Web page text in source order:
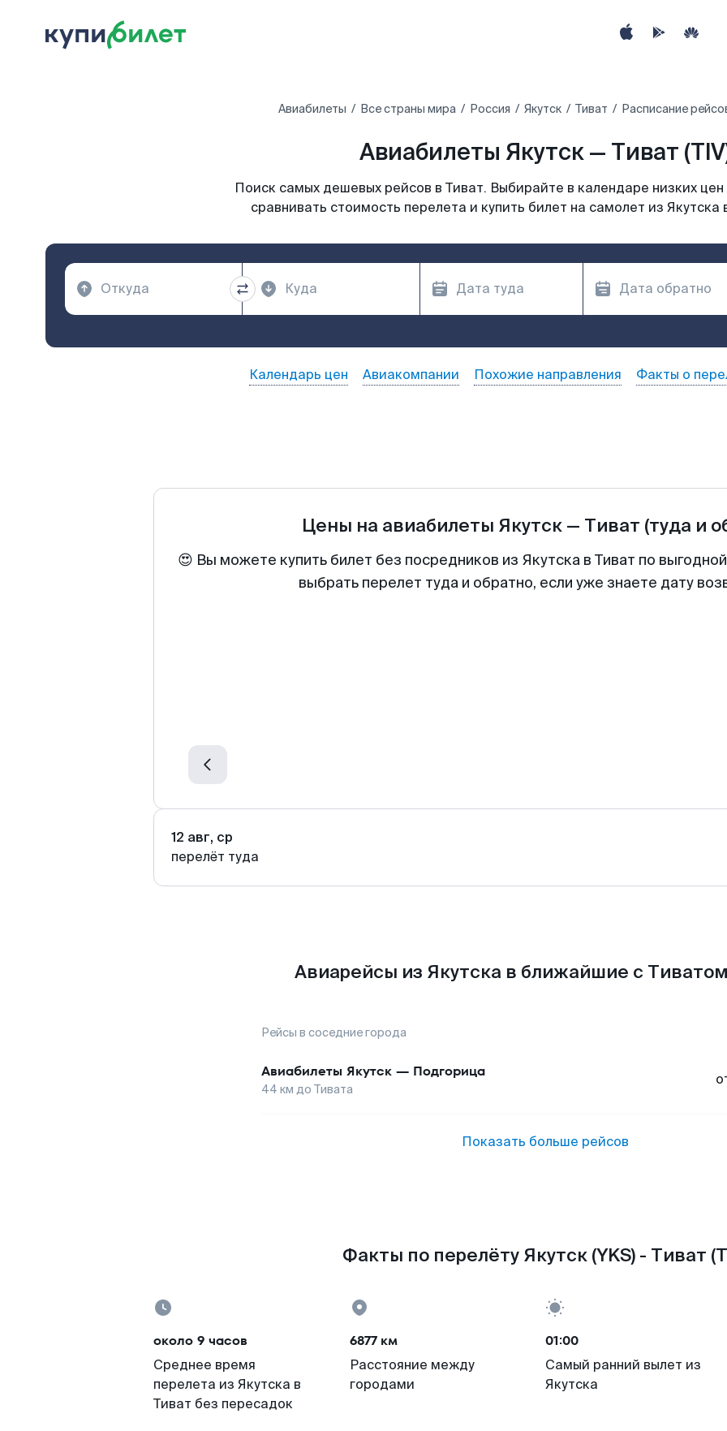
Авиабилеты Все страны мира Россия Якутск Тиват Расписание
Авиабилеты Якутск — Тиват
Поиск самых дешевых рейсов в Тиват. Выбирайте в календаре низких
сравнивать стоимость перелета и купить билет на самолет из Якутска
Календарь цен Авиакомпании Похожие направления Факты о
Цены на авиабилеты Якутск— Тиват (туда и
😍 Вы можете купить билет без посредников из Якутска в Тиват по
выбрать перелет туда и обратно, если уже знаете дату
12 авг, ср
перелёт туда
Авиарейсы из Якутска в ближайшие с
Рейсы в соседние города
Авиабилеты Якутск — Подгорица
44 км до Тивата
Показать больше рейсов
Факты по перелёту Якутск (YKS) - Тиват
около 9 часов
Среднее время
перелета из Якутска в
Тиват без пересадок
6877 км
Расстояние между
городами
01:00
Самый ранний вылет из
Якутска